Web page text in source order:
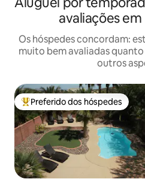
avaliações
Os hóspedes concordam:
muito bem avaliadas
outros
Entre os melhores preferidos
Preferido dos hóspedes